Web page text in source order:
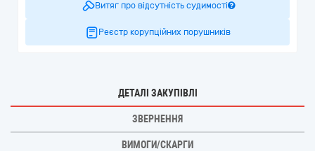
Витяг про відсутність судимості
Реєстр корупційних порушників
ДЕТАЛІ ЗАКУПІВЛІ
ЗВЕРНЕННЯ
ВИМОГИ/СКАРГИ